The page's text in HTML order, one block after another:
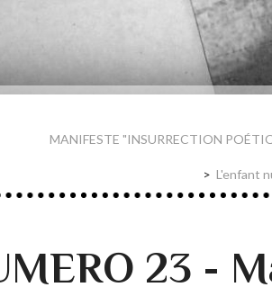
MANIFESTE "INSURRECTION
L'enfant
23 -